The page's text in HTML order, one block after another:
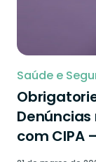
Saúde e
com CIPA